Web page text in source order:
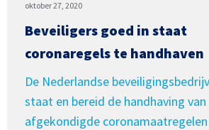
oktober 27, 2020
Beveiligers goed in staat
coronaregels te handhaven
De Nederlandse
staat en bereid de handhaving
afgekondigde